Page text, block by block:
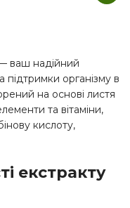
ваш надійний
підтримки організму в
на основі листя
та вітаміни,
кислоту,
екстракту